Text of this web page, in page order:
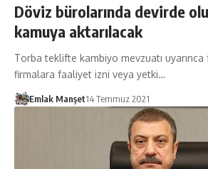
Döviz bürolarında devirde
kamuya aktarılacak
Torba teklifte kambiyo mevzuatı
firmalara faaliyet izni veya yetki…
Emlak Manşet14 Temmuz 2021